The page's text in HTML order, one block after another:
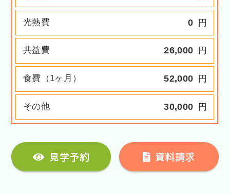
光熱費 0 円
共益費 26,000 円
食費（1ヶ月） 52,000 円
その他 30,000 円
見学予約 資料請求